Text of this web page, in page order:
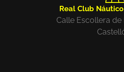
Real Club
Calle Escollera